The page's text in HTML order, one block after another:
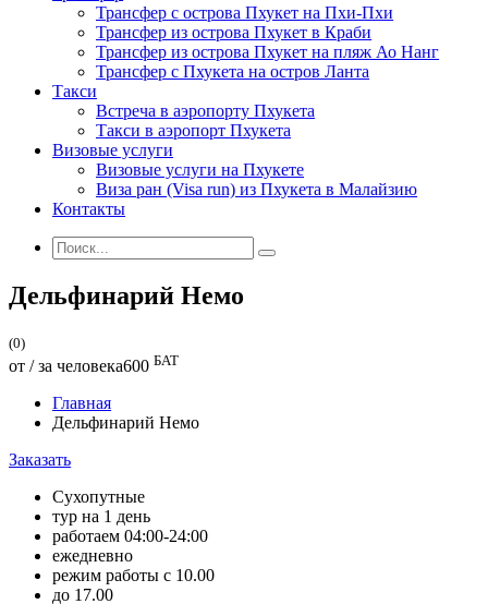
Трансфер с острова Пхукет на Пхи-Пхи
Трансфер из острова Пхукет в Краби
Трансфер из острова Пхукет на пляж Ао Нанг
Трансфер с Пхукета на остров Ланта
Такси
Встреча в аэропорту Пхукета
Такси в аэропорт Пхукета
Визовые услуги
Визовые услуги на Пхукете
Виза ран (Visa run) из Пхукета в Малайзию
Контакты
Дельфинарий Немо
(0)
от / за человека600 БАТ
Главная
Дельфинарий Немо
Заказать
Сухопутные
тур на 1 день
работаем 04:00-24:00
ежедневно
режим работы с 10.00
до 17.00